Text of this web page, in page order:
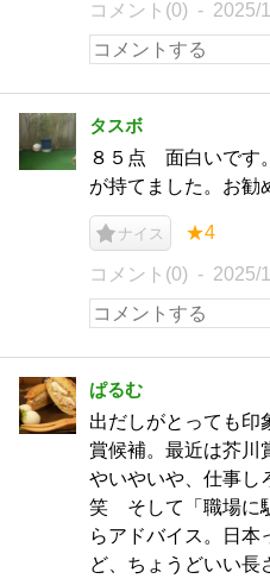
コメント(0) 2025/
タスボ
８５点 面白いです
が持てました。お勧
ナイス ★4
コメント(0) 2025/
ぱるむ
出だしがとっても印
賞候補。最近は芥川
やいやいや、仕事し
笑 そして「職場に
らアドバイス。日本
ど、ちょうどいい長